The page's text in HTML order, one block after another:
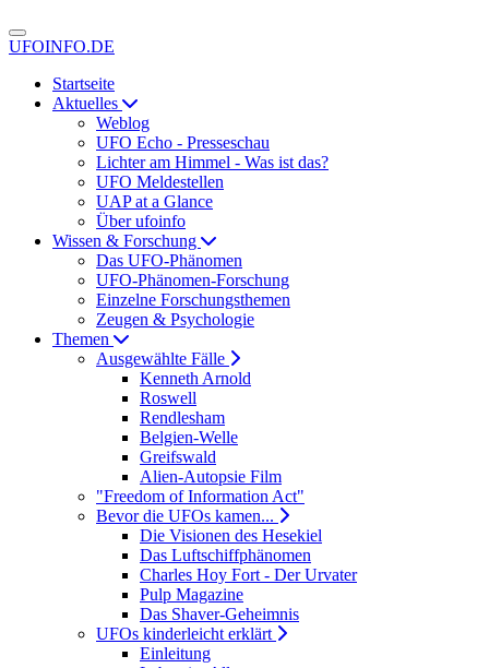
UFOINFO.DE
Startseite
Aktuelles
Weblog
UFO Echo - Presseschau
Lichter am Himmel - Was ist das?
UFO Meldestellen
UAP at a Glance
Über ufoinfo
Wissen & Forschung
Das UFO-Phänomen
UFO-Phänomen-Forschung
Einzelne Forschungsthemen
Zeugen & Psychologie
Themen
Ausgewählte Fälle
Kenneth Arnold
Roswell
Rendlesham
Belgien-Welle
Greifswald
Alien-Autopsie Film
"Freedom of Information Act"
Bevor die UFOs kamen...
Die Visionen des Hesekiel
Das Luftschiffphänomen
Charles Hoy Fort - Der Urvater
Pulp Magazine
Das Shaver-Geheimnis
UFOs kinderleicht erklärt
Einleitung